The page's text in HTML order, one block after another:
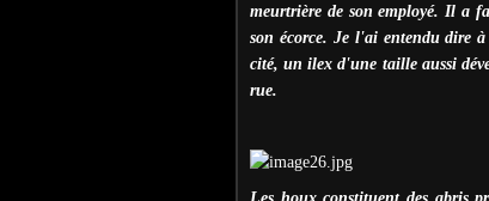
meurtrière de son employé. Il a
son écorce. Je l'ai entendu dire
cité, un ilex d'une taille aussi
rue.